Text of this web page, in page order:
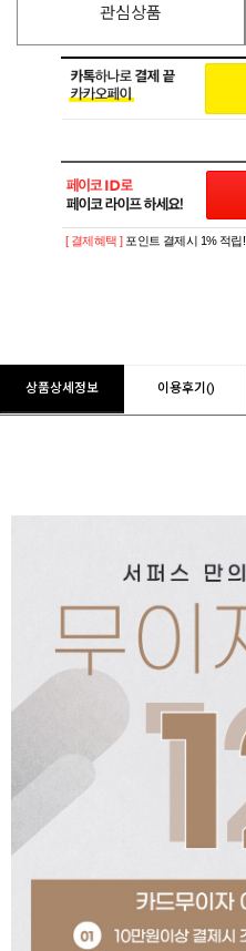
관심상품
[ 결제혜택 ] 포인트 결제시 1% 적립!
상품상세정보 이용후기()